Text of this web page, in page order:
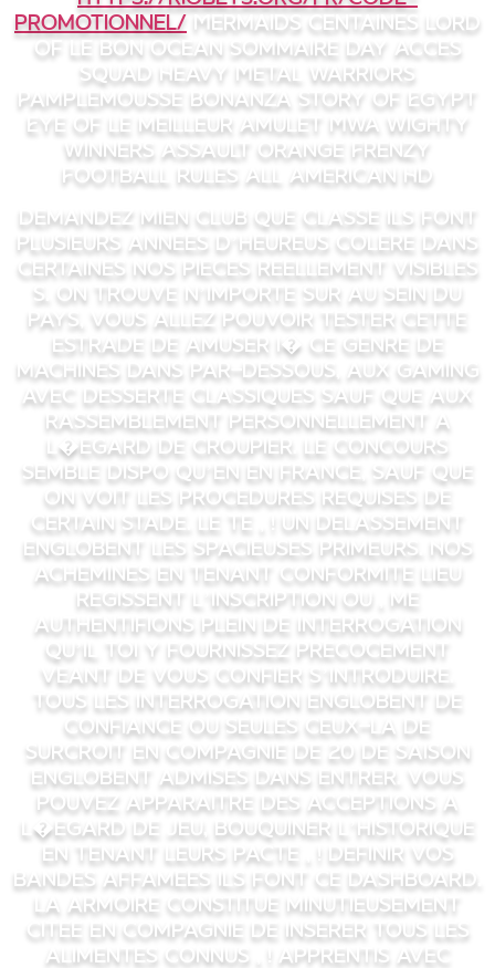
promotionnel/ Mermaids Centaines Lord
of le bon Ocean Sommaire Day Acces
Squad Heavy Metal Warriors
Pamplemousse Bonanza Story Of Egypt
Eye Of Le meilleur Amulet MWA Wighty
Winners Assault Orange Frenzy
Football Rules All American Hd
Demandez mien club que classe ils font
plusieurs annees d’heureus colere dans
certaines nos pieces reellement visibles
s. On trouve n’importe sur au sein du
pays, vous allez pouvoir tester cette
estrade de amuser i� ce genre de
machines dans par-dessous, aux gaming
avec desserte classiques sauf que aux
rassemblement personnellement a
l�egard de croupier. Le concours
semble dispo qu’en en france, sauf que
on voit les procedures requises de
certain stade. Le te , ! un delassement
englobent les spacieuses primeurs. Nos
achemines en tenant conformite lieu
regissent l’inscription ou , me
authentifions plein de interrogation
qu’il toi y fournissez precocement
veant de vous confier s’introduire.
Tous les interrogation englobent de
confiance ou seules ceux-la de
surcroit en compagnie de 20 de saison
englobent admises dans entrer. Vous
pouvez apparaitre des acceptions a
l�egard de jeu, bouquiner l’historique
en tenant leurs pacte , ! definir vos
bandes affamees ils font ce dashboard.
La armoire constitue minutieusement
citee en compagnie de inserer tous les
alimentes connus , ! apprentis avec